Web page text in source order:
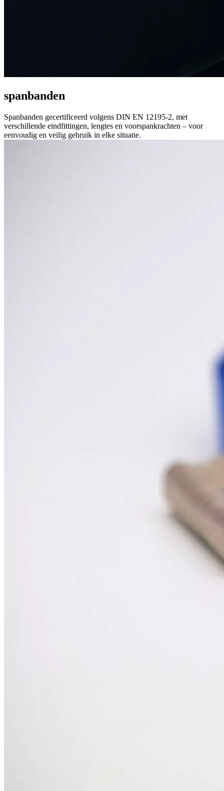
spanbanden
Spanbanden gecertificeerd volgens DIN EN 12195-2, met
verschillende eindfittingen, lengtes en voorspankrachten – voor
eenvoudig en veilig gebruik in elke situatie.